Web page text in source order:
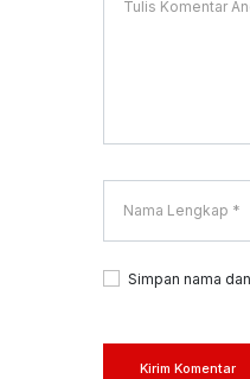
Simpan nama
Kirim Komentar